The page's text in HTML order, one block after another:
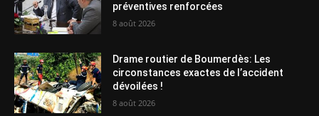
préventives renforcées
8 août 2026
Drame routier de Boumerdès: Les
circonstances exactes de l’accident
dévoilées !
8 août 2026